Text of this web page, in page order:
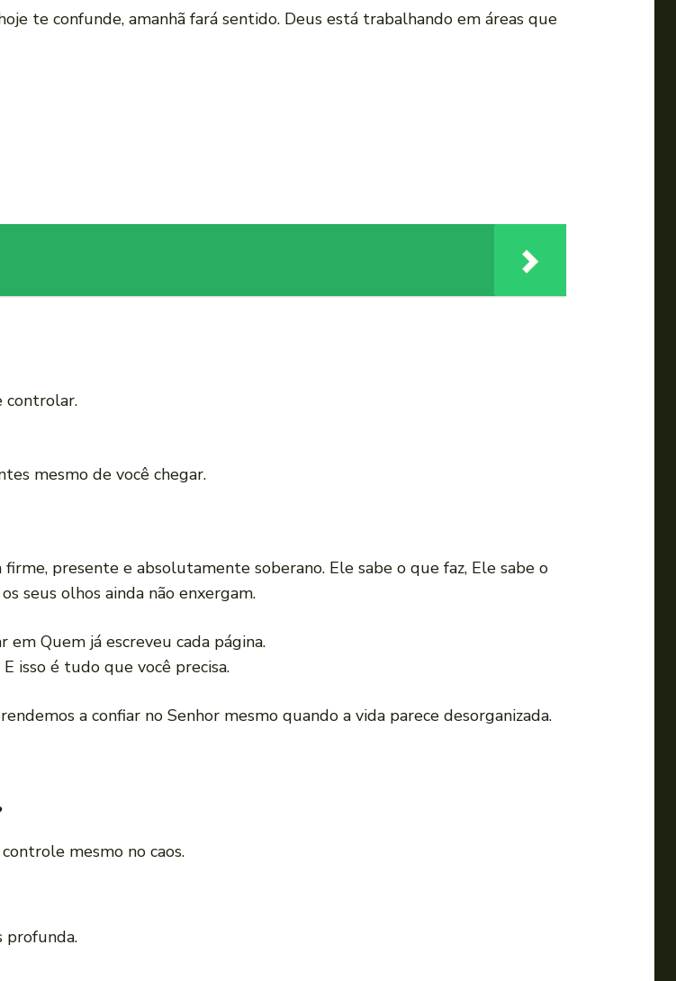
te confunde, amanhã fará sentido. Deus está trabalhando em áreas que
controlar.
mesmo de você chegar.
presente e absolutamente soberano. Ele sabe o que faz, Ele sabe o
seus olhos ainda não enxergam.
em Quem já escreveu cada página.
E isso é tudo que você precisa.
a confiar no Senhor mesmo quando a vida parece desorganizada.
mesmo no caos.
profunda.